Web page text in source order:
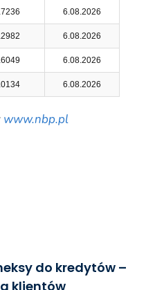
6.08.2026
6.08.2026
6.08.2026
6.08.2026
www.nbp.pl
do kredytów –
klientów